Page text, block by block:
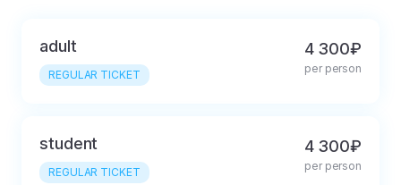
CAPITAL".
adult
REGULAR TICKET
4 300₽
per person
student
REGULAR TICKET
4 300₽
per person